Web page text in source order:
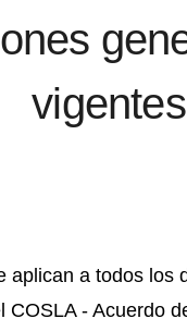
vigentes
a todos
- Acuerdo